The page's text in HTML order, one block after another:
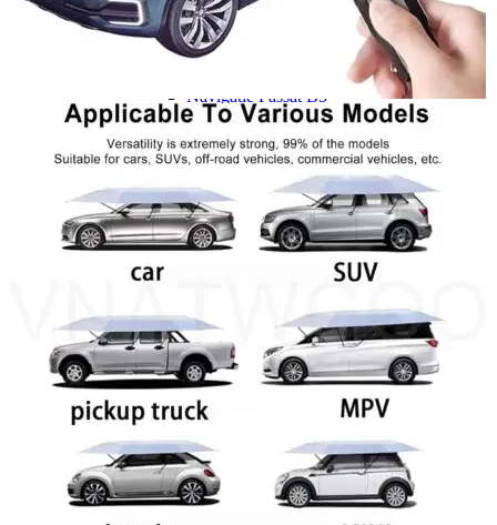
Navigație Mercedes W204
Navigație Mercedes W211
Navigație Mercedes Sprinter
Navigație Passat B5
Navigație Passat B5 5
Navigație Passat B6
Navigație Passat B7
Navigație Passat B8
Navigație Passat CC
Skoda
Navigație Skoda Fabia 1
Navigație Skoda Fabia 2
Navigație Skoda Octavia 1
Navigație Skoda Octavia 3
Navigație Skoda Rapid
Navigație Skoda Superb 1
Navigație Skoda Superb 2
Navigație Toyota Avensis T25
Portbagaj Plafon Auto
Peste 350 Litri
Peste 450 litri
Accesorii auto masina